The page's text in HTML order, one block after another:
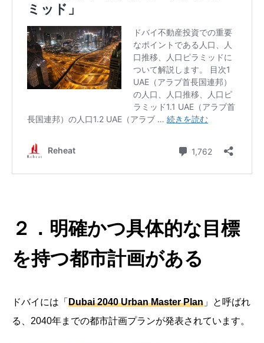
２．明確かつ具体的な目標
を持つ都市計画がある
ドバイには「 Dubai 2040 Urban Master Plan 」と呼ばれ
る、2040年までの都市計画プランが発表されています。